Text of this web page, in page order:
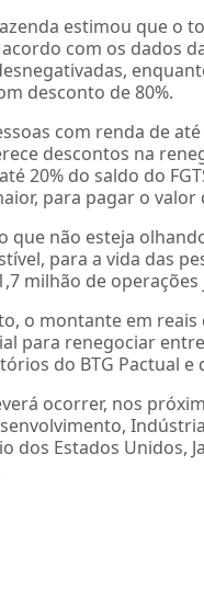
estimou que o
com os dados
desconto de 80%.
com renda de
descontos na
20% do saldo do
para pagar o valor
que não esteja
para a vida das
milhão de
o montante em
para renegociar
do BTG Pactual e
ocorrer, nos
dos Estados Unidos,